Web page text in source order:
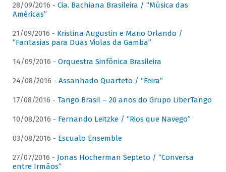
28/09/2016 - Cia. Bachiana Brasileira / “Música das
Américas”
21/09/2016 - Kristina Augustin e Mario Orlando /
“Fantasias para Duas Violas da Gamba”
14/09/2016 - Orquestra Sinfônica Brasileira
24/08/2016 - Assanhado Quarteto / “Feira”
17/08/2016 - Tango Brasil – 20 anos do Grupo LiberTango
10/08/2016 - Fernando Leitzke / “Rios que Navego”
03/08/2016 - Escualo Ensemble
27/07/2016 - Jonas Hocherman Septeto / “Conversa
entre Irmãos”